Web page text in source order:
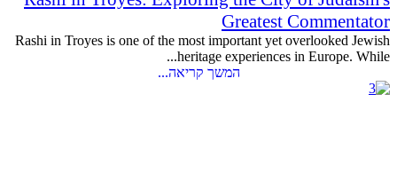
Greatest Commentator
Rashi in Troyes is one of the most important yet overlooked Jewish
heritage experiences in Europe. While...
המשך קריאה...